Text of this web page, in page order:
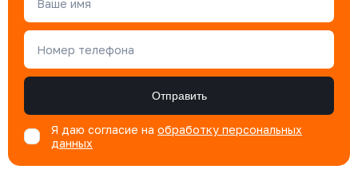
Ваше имя
Номер телефона
Отправить
Я даю согласие на обработку персональных
данных